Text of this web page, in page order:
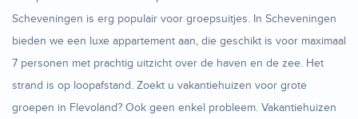
Scheveningen is erg populair voor groepsuitjes. In Scheveningen
bieden we een luxe appartement aan, die geschikt is voor maximaal
7 personen met prachtig uitzicht over de haven en de zee. Het
strand is op loopafstand. Zoekt u vakantiehuizen voor grote
groepen in Flevoland? Ook geen enkel probleem. Vakantiehuizen